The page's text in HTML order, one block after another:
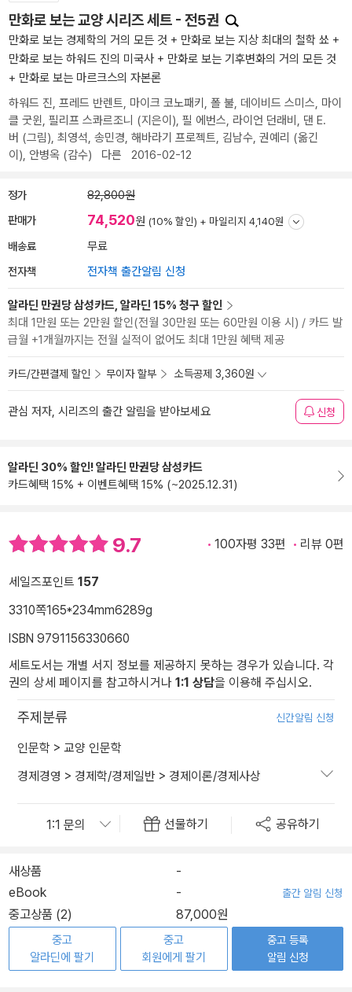
만화로 보는 교양 시리즈 세트 - 전5권
만화로 보는 경제학의 거의 모든 것 + 만화로 보는 지상 최대의 철학 쑈 +
만화로 보는 하워드 진의 미국사 + 만화로 보는 기후변화의 거의 모든 것
+ 만화로 보는 마르크스의 자본론
하워드 진, 프레드 반렌트, 마이크 코노패키 , 폴 불, 데이비드 스미스, 마이
클 굿윈, 필리프 스콰르조니 (지은이), 필 에번스, 라이언 던래비 , 댄 E.
버 (그림), 최영석, 송민경, 해바라기 프로젝트, 김남수, 권예리 (옮긴
이), 안병옥 (감수) 다른 2016-02-12
정가 82,800원
판매가 74,520원 (10% 할인) + 마일리지 4,140원
배송료 무료
전자책 전자책 출간알림 신청
알라딘 만권당 삼성카드, 알라딘 15% 청구 할인
최대 1만원 또는 2만원 할인(전월 30만원 또는 60만원 이용 시) / 카드 발
급월 +1개월까지는 전월 실적이 없어도 최대 1만원 혜택 제공
카드/간편결제 할인 무이자 할부 소득공제 3,360원
관심 저자, 시리즈의 출간 알림을 받아보세요 신청
알라딘 30% 할인! 알라딘 만권당 삼성카드
카드혜택 15% + 이벤트혜택 15% (~2025.12.31)
9.7 100자평 33편 리뷰 0편
세일즈포인트 157
3310쪽165*234mm6289g
ISBN 9791156330660
세트도서는 개별 서지 정보를 제공하지 못하는 경우가 있습니다. 각
권의 상세 페이지를 참고하시거나 1:1 상담을 이용해 주십시오.
주제분류 신간알림 신청
인문학 > 교양 인문학
경제경영 > 경제학/경제일반 > 경제이론/경제사상
선물하기 공유하기
새상품
-
eBook
- 출간 알림 신청
중고상품 (2) 87,000원
중고
알라딘에 팔기
중고
회원에게 팔기
중고 등록
알림 신청